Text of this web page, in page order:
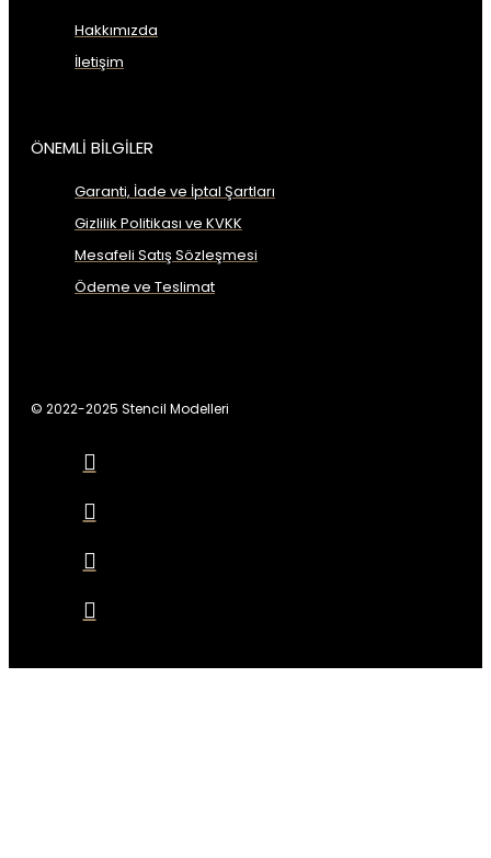
Hakkımızda
İletişim
ÖNEMLİ BİLGİLER
Garanti, İade ve İptal Şartları
Gizlilik Politikası ve KVKK
Mesafeli Satış Sözleşmesi
Ödeme ve Teslimat
© 2022-2025 Stencil Modelleri